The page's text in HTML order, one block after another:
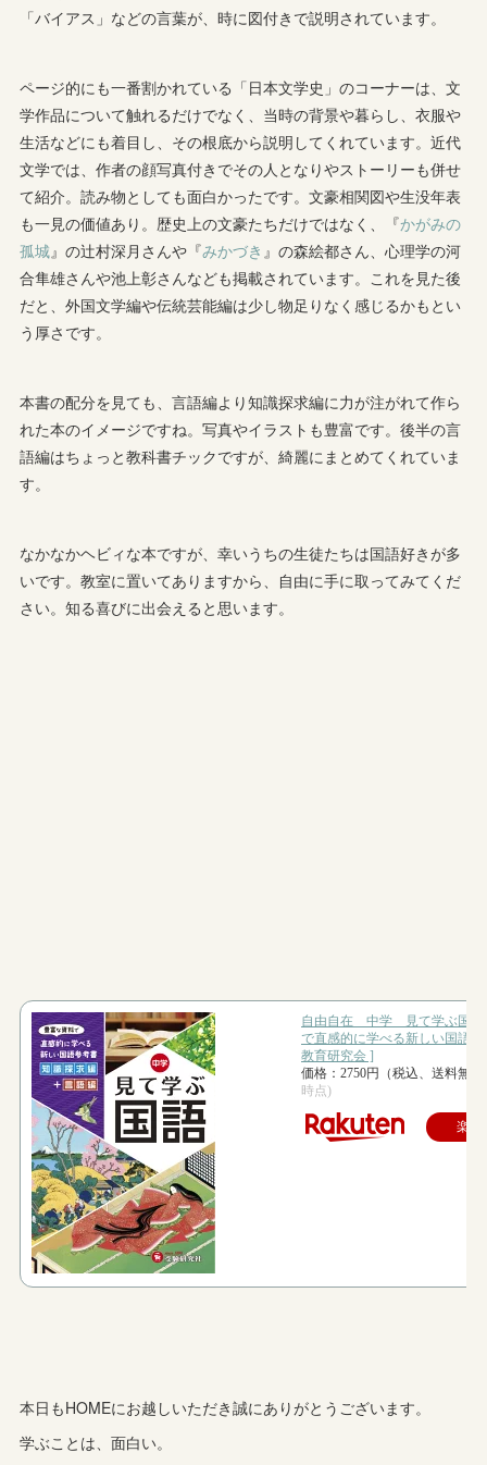
「バイアス」などの言葉が、時に図付きで説明されています。
ページ的にも一番割かれている「日本文学史」のコーナーは、文
学作品について触れるだけでなく、当時の背景や暮らし、衣服や
生活などにも着目し、その根底から説明してくれています。近代
文学では、作者の顔写真付きでその人となりやストーリーも併せ
て紹介。読み物としても面白かったです。文豪相関図や生没年表
も一見の価値あり。歴史上の文豪たちだけではなく、『かがみの
孤城』の辻村深月さんや『みかづき 』の森絵都さん、心理学の河
合隼雄さんや池上彰さんなども掲載されています。これを見た後
だと、外国文学編や伝統芸能編は少し物足りなく感じるかもとい
う厚さです。
本書の配分を見ても、言語編より知識探求編に力が注がれて作ら
れた本のイメージですね。写真やイラストも豊富です。後半の言
語編はちょっと教科書チックですが、綺麗にまとめてくれていま
す。
なかなかヘビィな本ですが、幸いうちの生徒たちは国語好きが多
いです。教室に置いてありますから、自由に手に取ってみてくだ
さい。知る喜びに出会えると思います。
本日もHOMEにお越しいただき誠にありがとうございます。
学ぶことは、面白い。